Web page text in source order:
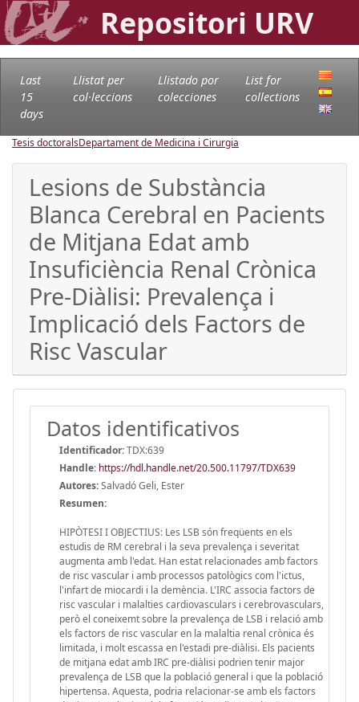
Repositori URV
Last
15
days
Llistat per
col·leccions
Llistado por
colecciones
List for
collections
Tesis doctoralsDepartament de Medicina i Cirurgia
Lesions de Substància
Blanca Cerebral en Pacients
de Mitjana Edat amb
Insuficiència Renal Crònica
Pre-Diàlisi: Prevalença i
Implicació dels Factors de
Risc Vascular
Datos identificativos
Identificador:TDX:639
Handle: https://hdl.handle.net/20.500.11797/TDX639
Autores:Salvadó Geli, Ester
Resumen:
HIPÒTESI I OBJECTIUS: Les LSB són freqüents en els
estudis de RM cerebral i la seva prevalença i severitat
augmenta amb l'edat. Han estat relacionades amb factors
de risc vascular i amb processos patològics com l'ictus,
l'infart de miocardi i la demència. L'IRC associa factors de
risc vascular i malalties cardiovasculars i cerebrovasculars,
però el coneixemt sobre la prevalença de LSB i relació amb
els factors de risc vascular en la malaltia renal crònica és
limitada, i molt escassa en l'estadi pre-diàlisi. Els pacients
de mitjana edat amb IRC pre-diàlisi podrien tenir major
prevalença de LSB que la població general i que la població
hipertensa. Aquesta, podria relacionar-se amb els factors